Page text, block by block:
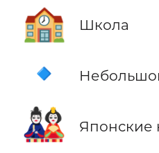
🏫 Школа
🔹
🎎 Японские